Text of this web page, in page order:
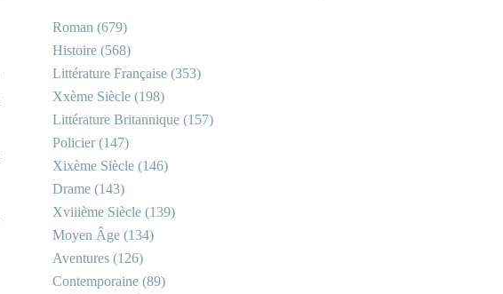
Roman (679)
Histoire (568)
Littérature Française (353)
Xxème Siècle (198)
Littérature Britannique (157)
Policier(147)
Xixème Siècle (146)
Drame (143)
Xviiième Siècle (139)
Moyen Âge (134)
Aventures (126)
Contemporaine (89)